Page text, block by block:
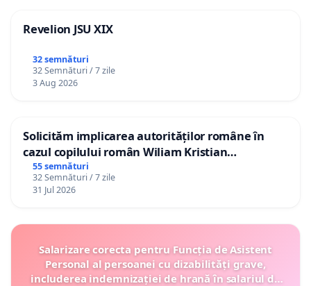
Revelion JSU XIX
32 semnături
32 Semnături / 7 zile
3 Aug 2026
Solicităm implicarea autorităților române în
cazul copilului român Wiliam Kristian
Gheorghe, aflat în plasament în Danemarca de
12 ani
55 semnături
32 Semnături / 7 zile
31 Jul 2026
Salarizare corecta pentru Funcția de Asistent
Personal al persoanei cu dizabilități grave,
includerea indemnizației de hrană în salariul de